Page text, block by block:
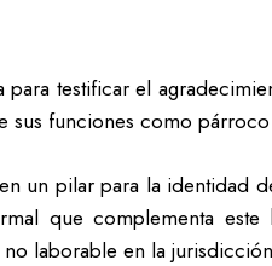
testificar el
sus funciones como
un pilar para la identidad
que complementa este
laborable en la